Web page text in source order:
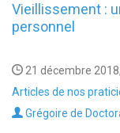
Vieillissement :
personnel
21 décembre
Articles de nos
Grégoire de